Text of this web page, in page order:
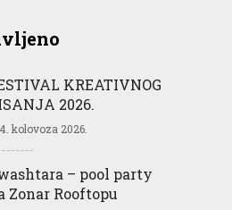
KREATIVNOG
2026.
kolovoza 2026.
– pool party
Zonar Rooftopu